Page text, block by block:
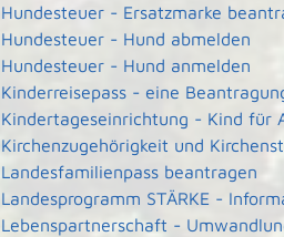
Hundesteuer - Ersatzmarke
Hundesteuer - Hund abmelden
Hundesteuer - Hund anmelden
Kinderreisepass - eine
Kindertageseinrichtung - Kind für
Kirchenzugehörigkeit und
Landesfamilienpass beantragen
Landesprogramm STÄRKE -
Lebenspartnerschaft -